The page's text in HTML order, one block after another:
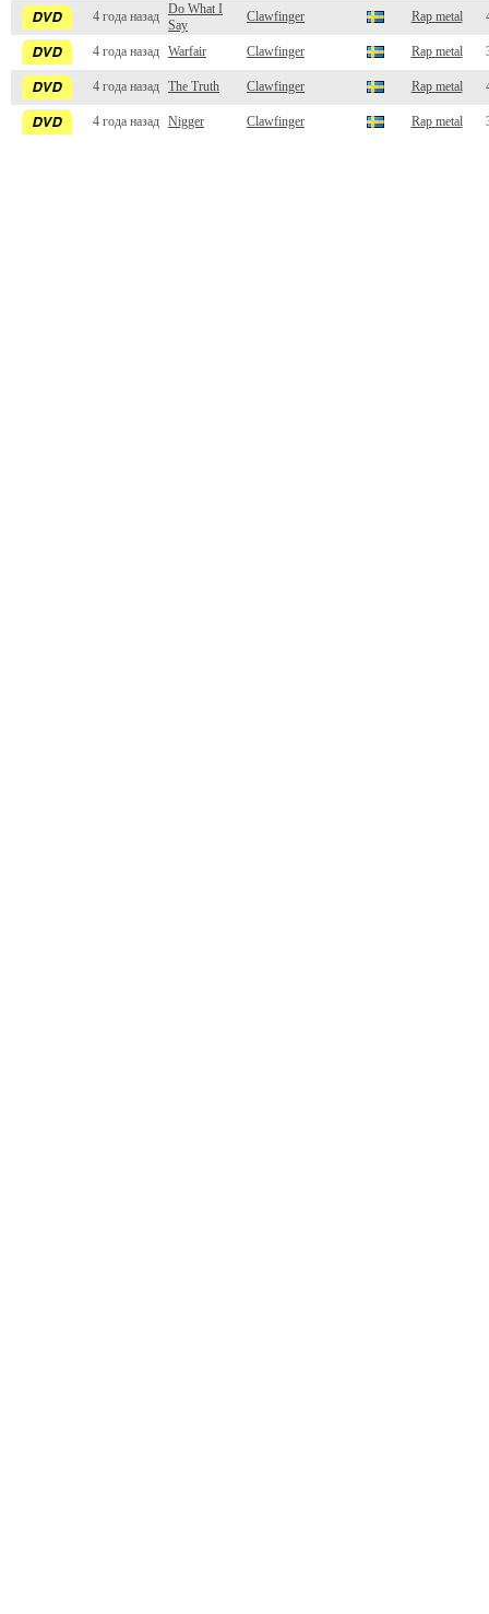
4 года назад
Do What I
Say
Clawfinger Rap metal
4 года назад Warfair Clawfinger Rap metal
4 года назад The Truth Clawfinger Rap metal
4 года назад Nigger Clawfinger Rap metal